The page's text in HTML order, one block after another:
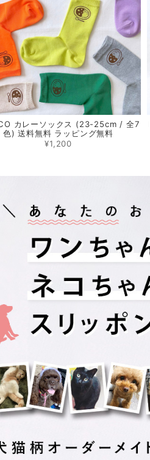
カレーソックス (23-25cm / 全7
色) 送料無料 ラッピング無料
¥1,200